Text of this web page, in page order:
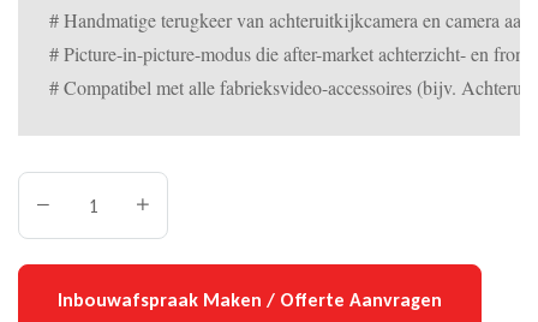
# Handmatige terugkeer van achteruitkijkcamera en camera
# Picture-in-picture-modus die after-market achterzicht- en
# Compatibel met alle fabrieksvideo-accessoires (bijv.
Inbouwafspraak Maken / Offerte Aanvragen